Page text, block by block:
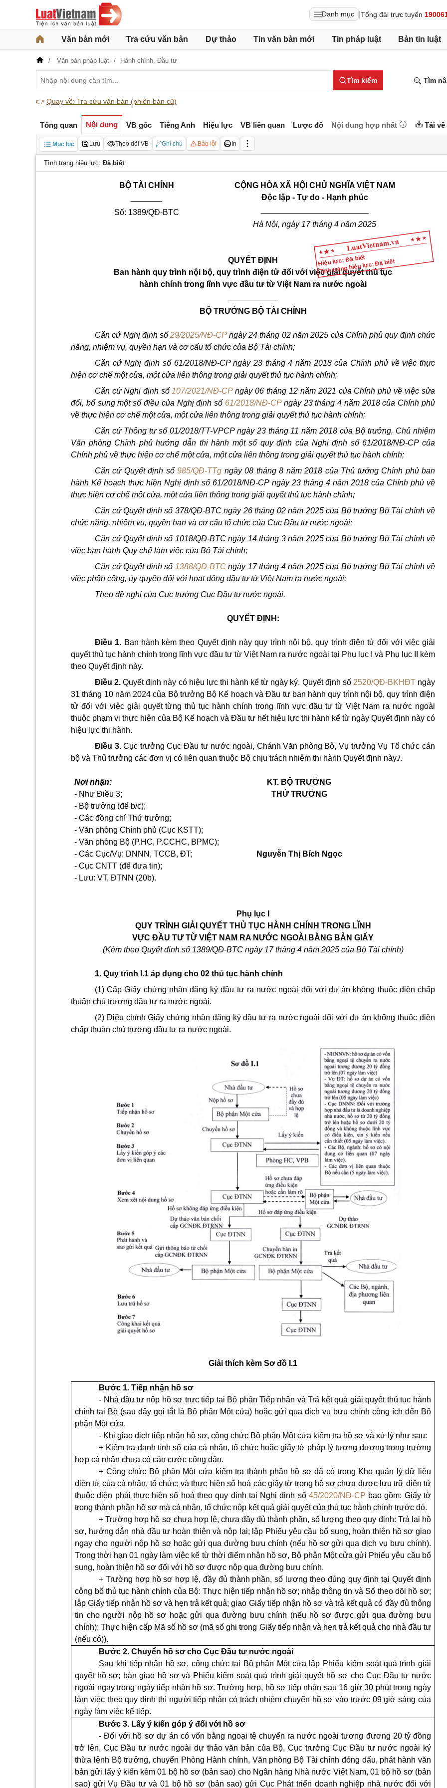
Danh mục Tổng đài trực tuyến
Văn bản mới Tra cứu văn bản Dự thảo Tin văn bản mới Tin pháp luật Bản tin luật
Văn bản pháp luật Hành chính, Đầu tư
Tìm kiếm Tìm
👉 Quay về: Tra cứu văn bản (phiên bản cũ)
Tổng quan Nội dung VB gốc Tiếng Anh Hiệu lực VB liên quan Lược đồ Nội dung hợp nhất Tải về
Mục lục Lưu Theo dõi VB Ghi chú Báo lỗi In
Tình trạng hiệu lực: Đã biết
Hiệu lực: Đã biết
Tình trạng hiệu lực: Đã biết
BỘ TÀI CHÍNH
Số: 1389/QĐ-BTC
CỘNG HÒA XÃ HỘI CHỦ NGHĨA VIỆT NAM
Độc lập - Tự do - Hạnh phúc
Hà Nội, ngày 17tháng 4 năm 2025
QUYẾT ĐỊNH
Ban hành quy trình nội bộ, quy trình điện tử đối với việc giải quyết thủ tục
hành chính trong lĩnh vực đầu tư từ Việt Nam ra nước ngoài
BỘ TRƯỞNG BỘ TÀI CHÍNH
Căn cứ Nghị định số29/2025/NĐ-CPngày 24 tháng 02 năm 2025 của Chínhphủ quy định chức
năng, nhiệm vụ, quyền hạn và cơ cấu tổchức của Bộ Tài chính;
Căn cứ Nghị định số 61/2018/NĐ-CP ngày 23 tháng 4 năm 2018 của Chính phủ về việc thực
hiện cơchế mộtcửa, mộtcửa liên thông trong giải quyết thủ tục hành chính;
Căn cứNghị định số 107/2021/NĐ-CPngày 06 tháng 12 năm 2021 của Chính phủ về việc sửa
đổi, bổsung mộtsố điềucủa Nghị định số 61/2018/NĐ-CPngày 23 tháng 4 năm 2018 của Chính phủ
về thực hiện cơ chế một cửa, một cửa liên thông trong giải quyết thủ tục hành chính;
Căn cứ Thông tư số01/2018/TT-VPCP ngày 23 tháng 11 năm 2018 của Bộ trưởng, Chủ nhiệm
Văn phòng Chính phủ hướng dẫn thi hành một số quy định của Nghị định số61/2018/NĐ-CP của
Chính phủ về thực hiện cơ chế một cửa, một cửa liên thông trong giải quyết thủ tục hành chính;
Căn cứ Quyết định số 985/QĐ-TTg ngày 08 tháng 8 năm 2018 của Thủ tướng Chính phủban
hành Kế hoạch thực hiện Nghị định số 61/2018/NĐ-CP ngày 23 tháng 4 năm 2018 của Chính phủ về
thực hiện cơchế một cửa, một cửa liên thông trong giải quyết thủ tục hành chính;
Căn cứ Quyết định số 378/QĐ-BTC ngày 26 tháng 02 năm 2025 của Bộ trưởng Bộ Tài chính về
chức năng, nhiệm vụ, quyền hạn và cơcấu tổchức của Cục Đầu tư nước ngoài;
Căn cứ Quyết định số 1018/QĐ-BTC ngày 14 tháng 3 năm 2025 của Bộ trưởng Bộ Tài chínhvề
việc ban hành Quy chế làm việc của Bộ Tài chính;
Căn cứ Quyết định số 1388/QĐ-BTCngày 17 tháng 4 năm 2025 của Bộ trưởng Bộ Tài chính về
việc phân công, ủy quyền đối với hoạt động đầu tư từ Việt Nam ra nước ngoài;
Theo đề nghị của Cục trưởng Cục Đầu tư nước ngoài.
QUYẾT ĐỊNH:
Điều 1. Ban hành kèm theo Quyết định này quy trình nội bộ, quy trình điện tử đối với việc giải
quyết thủ tục hành chính trong lĩnh vực đầu tư từ Việt Nam ra nước ngoài tại Phụ lục I và Phụ lục II kèm
theo Quyết định này.
Điều 2.Quyết định này có hiệu lực thi hành kể từ ngày ký. Quyết định số 2520/QĐ-BKHĐTngày
31 tháng 10 năm 2024 của Bộ trưởng Bộ Kế hoạch và Đầu tư ban hành quy trình nội bộ, quy trình điện
tử đối với việc giải quyết từng thủ tục hành chính trong lĩnh vực đầu tư từ Việt Nam ra nước ngoài
thuộc phạm vi thực hiện của Bộ Kế hoạch và Đầu tư hết hiệu lực thi hành kể từ ngày Quyết định này có
hiệu lực thi hành.
Điều 3.Cục trưởng Cục Đầu tư nước ngoài, Chánh Văn phòng Bộ, Vụ trưởng Vụ Tổ chức cán
bộ và Thủ trưởng các đơn vị có liên quan thuộc Bộ chịu trách nhiệm thi hành Quyết định này./.
Nơi nhận:
- Như Điều 3;
- Bộ trưởng (để b/c);
-Các đồng chí Thứ trưởng;
-Văn phòng Chính phủ (Cục KSTT);
-Văn phòng Bộ (P.HC, P.CCHC, BPMC);
-Các Cục/Vụ: DNNN, TCCB, ĐT;
-Cục CNTT (để đưa tin);
- Lưu: VT, ĐTNN (20b).
KT. BỘ TRƯỞNG
THỨ TRƯỞNG
Nguyễn Thị Bích Ngọc
Phụ lục I
QUY TRÌNH GIẢI QUYẾT THỦ TỤC HÀNH CHÍNH TRONG LĨNH
VỰC ĐẦU TƯ TỪ VIỆT NAM RA NƯỚC NGOÀI BẰNG BẢN GI ẤY
(Kèm theo Quyết định số 1389/QĐ-BTC ngày 17 tháng 4 năm 2025 của Bộ Tài chính)
1. Quy trình .1 áp dụng cho 02 thủ tục hành chính
(1) Cấp Giấy chứng nhận đăng ký đầu tư ra nước ngoài đối với dự án không thuộc diện chấp
thuận chủ trương đầu tư ra nước ngoài.
(2) Điều chỉnh Giấy chứng nhận đăng ký đầu tư ra nước ngoài đối với dự án không thuộc diện
chấp thuận chủ trương đầu tư ra nước ngoài.
Giải thích kèm Sơ đồ .1
Bước 1. Tiếp nhận hồ sơ
- Nhà đầu tư nộp hồ sơ trực tiếp tại Bộ phận Tiếp nhận và Trả kết quả giải quyết thủ tục hành
chính tại Bộ (sau đây gọi tắt là Bộ phận Một cửa) hoặc gửi qua dịch vụ bưu chính công ích đến Bộ
phận Một cửa.
- Khi giao dịch tiếp nhận hồ sơ, công chức Bộ phận Một cửa kiểm tra hồ sơ và xử lý như sau:
+ Kiểm tra danh tính số của cá nhân, tổ chức hoặc giấy tờ pháp lý tương đương trong trường
hợp cá nhân chưa có căn cước công dân.
+ Công chức Bộ phận Một cửa kiểm tra thành phần hồ sơ đã có trong Kho quản lý dữ liệu
điện tử của cá nhân, tổ chức; và thực hiện số hoá các giấy tờ trong hồ sơ chưa được lưu trữ điện tử
thuộc diện phải thực hiện số hoá theo quy định tại Nghị định số 45/2020/NĐ-CP bao gồm: Giấy tờ
trong thành phần hồ sơ mà cá nhân, tổ chức nộp kết quả giải quyết của thủ tục hành chính trước đó.
+ Trường hợp hồ sơ chưa hợp lệ, chưa đầy đủ thành phần, số lượng theo quy định: Trả lại hồ
sơ, hướng dẫn nhà đầu tư hoàn thiện và nộp lại; lập Phiếu yêu cầu bổ sung, hoàn thiện hồ sơ giao
ngay cho người nộp hồ sơ hoặc gửi qua đường bưu chính (nếu hồ sơ gửi qua dịch vụ bưu chính).
Trong thời hạn 01 ngày làm việc kể từ thời điểm nhận hồ sơ, Bộ phận Một cửa gửi Phiếu yêu cầu bổ
sung, hoàn thiện hồ sơ đối với hồ sơ được nộp qua đường bưu chính.
+ Trường hợp hồ sơ hợp lệ, đầy đủ thành phần, số lượng theo đúng quy định tại Quyết định
công bố thủ tục hành chính của Bộ: Thực hiện tiếp nhận hồ sơ; nhập thông tin và Sổ theo dõi hồ sơ;
lập Giấy tiếp nhận hồ sơ và hẹn trả kết quả; giao Giấy tiếp nhận hồ sơ và trả kết quả có đầy đủ thông
tin cho người nộp hồ sơ hoặc gửi qua đường bưu chính (nếu hồ sơ được gửi qua đường bưu
chính); Thực hiện cấp Mã số hồ sơ (mã số ghi trong Giấy tiếp nhận và hẹn trả kết quả cho nhà đầu tư
(nếu có)).
Bước 2. Chuyển hồ sơ cho Cục Đầu tư nước ngoài
Sau khi tiếp nhận hồ sơ, công chức tại Bộ phận Một cửa lập Phiếu kiểm soát quá trình giải
quyết hồ sơ; bàn giao hồ sơ và Phiếu kiểm soát quá trình giải quyết hồ sơ cho Cục Đầu tư nước
ngoài ngay trong ngày tiếp nhận hồ sơ. Trường hợp, hồ sơ tiếp nhận sau 16 giờ 30 phút trong ngày
làm việc theo quy định thì người tiếp nhận có trách nhiệm chuyển hồ sơ vào trước 09 giờ sáng của
ngày làm việc kế tiếp.
Bước 3. Lấy ý kiến góp ýđối với hồ sơ
-Đối với hồ sơ dự án có vốn bằng ngoại tệ chuyển ra nước ngoài tương đương 20 tỷ đồng
trở lên, Cục Đầu tư nước ngoài dự thảo văn bản của Bộ, Cục trưởng Cục Đầu tư nước ngoài ký
thừa lệnh Bộ trưởng, chuyển Phòng Hành chính, Văn phòng Bộ Tài chính đóng dấu, phát hành văn
bản gửi lấy ý kiến kèm 01 bộ hồ sơ (bản sao) cho Ngân hàng Nhà nước Việt Nam, 01 bộ hồ sơ (bản
sao) gửi Vụ Đầu tư và 01 bộ hồ sơ (bản sao) gửi Cục Phát triển doanh nghiệp nhà nước đối với